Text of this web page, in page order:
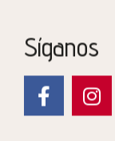
Síganos